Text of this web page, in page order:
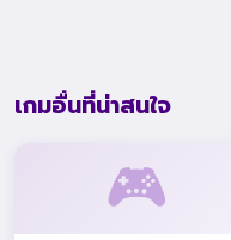
เกมอื่นที่น่าสนใจ
🎮